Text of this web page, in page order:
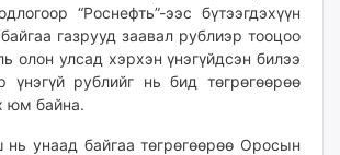
“Роснефть”-ээс бүтээгдэхүүн
газрууд заавал рублиэр тооцоо
олон улсад хэрхэн үнэгүйдсэн билээ
үнэгүй рублийг нь бид төгрөгөөрөө
юм байна.
нь унаад байгаа төгрөгөөрөө Оросын